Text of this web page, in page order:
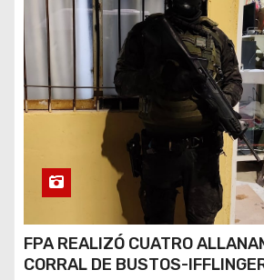
FPA REALIZÓ CUATRO
CORRAL DE BUSTOS-